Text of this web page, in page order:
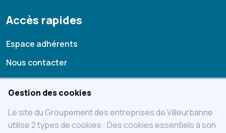
Accès rapides
Espace adhérents
Nous contacter
Mentions légales
Charte
Gestion des cookies
Le site du Groupement des entreprises de Villeurbanne
utilise 2 types de cookies : Des cookies essentiels à son